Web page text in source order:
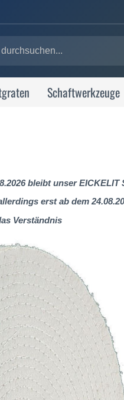
Schaftwerkzeuge
bleibt unser
erst ab dem
Verständnis